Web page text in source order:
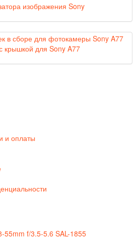
изображения Sony
крышкой для Sony A77
и оплаты
55mm f/3.5-5.6 SAL-1855